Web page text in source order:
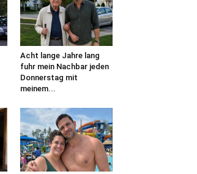
Acht lange Jahre lang
fuhr mein Nachbar jeden
Donnerstag mit
meinem...